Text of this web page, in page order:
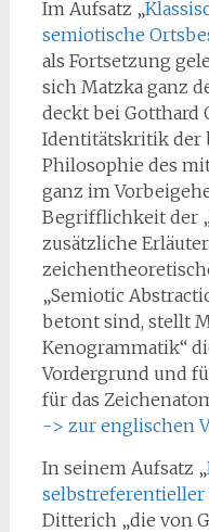
Im Aufsatz „
semiotische
als Fortsetzung
sich Matzka ganz
deckt bei Gotthard
Identitätskritik der
Philosophie des
ganz im
Begrifflichkeit der
zusätzliche
„Semiotic
betont sind, stellt
Kenogrammatik“
Vordergrund und
für das
-> zur englischen
In seinem Aufsatz „
selbstreferentieller
Ditterich „die von